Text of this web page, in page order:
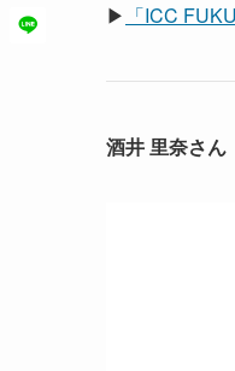
▶ 「ICC
酒井 里奈さん